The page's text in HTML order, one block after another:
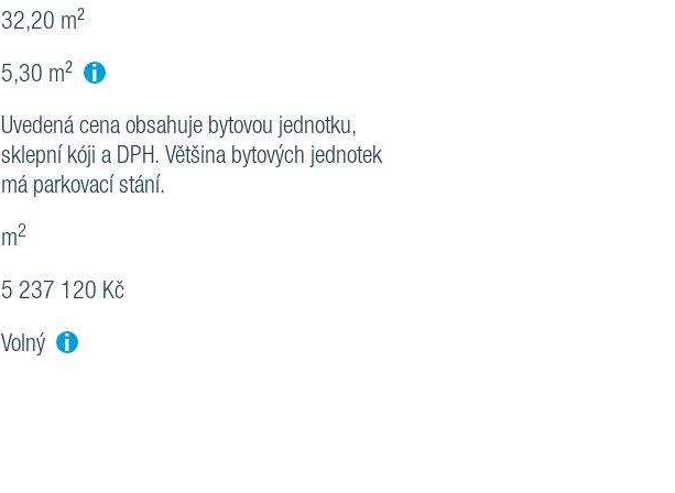
32,20 m²
5,30 m² i
Uvedená cena obsahuje bytovou jednotku,
sklepní kóji a DPH. Většina bytových jednotek
má parkovací stání.
m2
5 237 120 Kč
Volný i